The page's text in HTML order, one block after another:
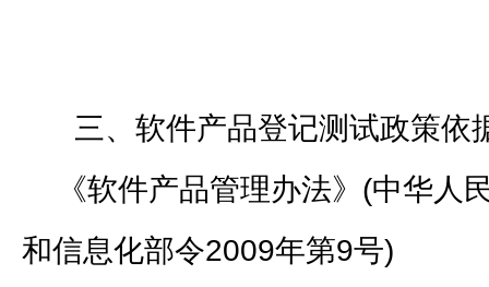
三、软件产品登记测试政策依
《软件产品管理办法》(中华人
和信息化部令2009年第9号)